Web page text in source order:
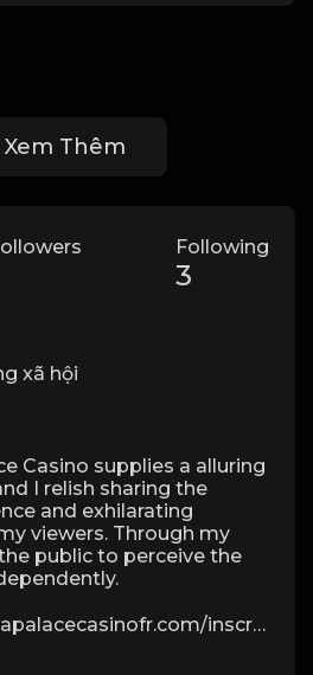
Xem Thêm
Following
3
xã hội
Casino supplies a alluring
I relish sharing the
and exhilarating
viewers. Through my
public to perceive the
inscription